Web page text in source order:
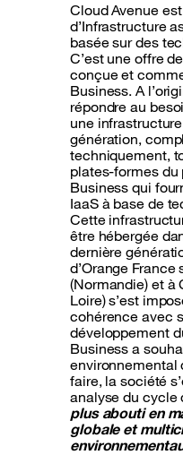
Cloud Avenue
d’Infrastructure
basée sur des
C’est une offre
conçue et
Business. A
répondre au
une
génération,
techniquement,
plates-formes du
Business qui
IaaS à base de
Cette
être hébergée
dernière
d’Orange
(Normandie) et à
Loire) s’est
cohérence avec
développement
Business a
environnemental
faire, la société
analyse du cycle
plus abouti en
globale et